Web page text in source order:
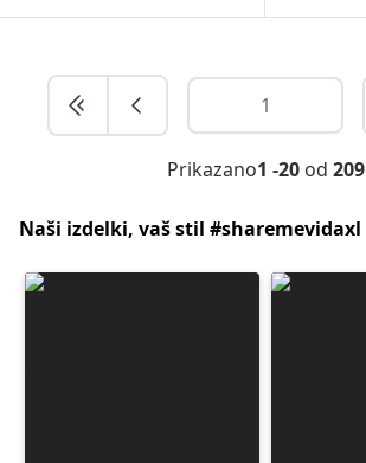
Prikazano1 -20od 209
Naši izdelki, vaš stil #sharemevidaxl